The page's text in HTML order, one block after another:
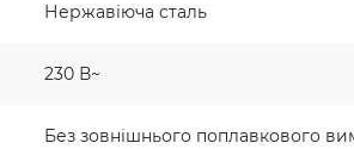
Нержавіюча сталь
230 В~
Без зовнішнього поплавкового